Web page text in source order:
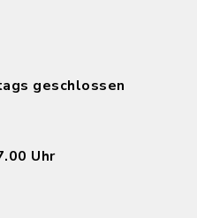
geschlossen
Uhr